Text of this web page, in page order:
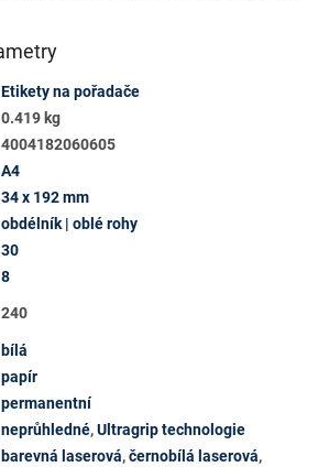
Etikety na pořadače
0.419 kg
4004182060605
A4
34 x 192 mm
obdélník | oblé rohy
30
8
240
bílá
papír
permanentní
neprůhledné,Ultragrip technologie
barevná laserová,černobílá laserová,